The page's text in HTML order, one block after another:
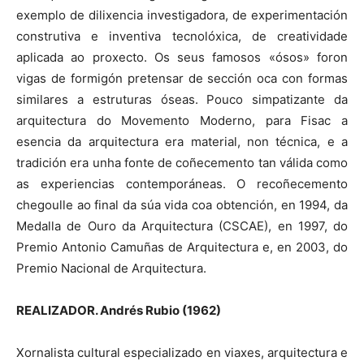
exemplo de dilixencia investigadora, de experimentación
construtiva e inventiva tecnolóxica, de creatividade
aplicada ao proxecto. Os seus famosos «ósos» foron
vigas de formigón pretensar de sección oca con formas
similares a estruturas óseas. Pouco simpatizante da
arquitectura do Movemento Moderno, para Fisac a
esencia da arquitectura era material, non técnica, e a
tradición era unha fonte de coñecemento tan válida como
as experiencias contemporáneas. O recoñecemento
chegoulle ao final da súa vida coa obtención, en 1994, da
Medalla de Ouro da Arquitectura (CSCAE), en 1997, do
Premio Antonio Camuñas de Arquitectura e, en 2003, do
Premio Nacional de Arquitectura.
REALIZADOR. Andrés Rubio (1962)
Xornalista cultural especializado en viaxes, arquitectura e